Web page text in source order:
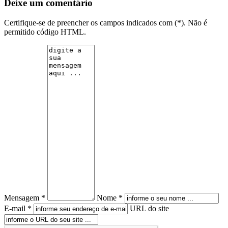
Deixe um comentário
Certifique-se de preencher os campos indicados com (*). Não é
permitido código HTML.
Mensagem *
Nome *
E-mail *
URL do site